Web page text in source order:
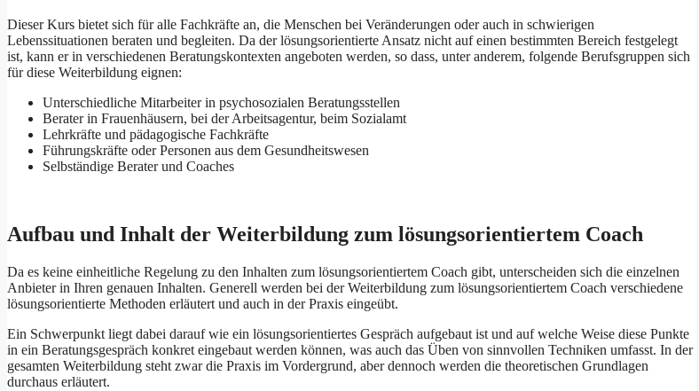
Dieser Kurs bietet sich für alle Fachkräfte an, die Menschen bei Veränderungen oder auch in schwierigen
Lebenssituationen beraten und begleiten. Da der lösungsorientierte Ansatz nicht auf einen bestimmten Bereich festgelegt
ist, kann er in verschiedenen Beratungskontexten angeboten werden, so dass, unter anderem, folgende Berufsgruppen sich
für diese Weiterbildung eignen:
Unterschiedliche Mitarbeiter in psychosozialen Beratungsstellen
Berater in Frauenhäusern, bei der Arbeitsagentur, beim Sozialamt
Lehrkräfte und pädagogische Fachkräfte
Führungskräfte oder Personen aus dem Gesundheitswesen
Selbständige Berater und Coaches
Aufbau und Inhalt der Weiterbildung zum lösungsorientiertem Coach
Da es keine einheitliche Regelung zu den Inhalten zum lösungsorientiertem Coach gibt, unterscheiden sich die einzelnen
Anbieter in Ihren genauen Inhalten. Generell werden bei der Weiterbildung zum lösungsorientiertem Coach verschiedene
lösungsorientierte Methoden erläutert und auch in der Praxis eingeübt.
Ein Schwerpunkt liegt dabei darauf wie ein lösungsorientiertes Gespräch aufgebaut ist und auf welche Weise diese Punkte
in ein Beratungsgespräch konkret eingebaut werden können, was auch das Üben von sinnvollen Techniken umfasst. In der
gesamten Weiterbildung steht zwar die Praxis im Vordergrund, aber dennoch werden die theoretischen Grundlagen
durchaus erläutert.